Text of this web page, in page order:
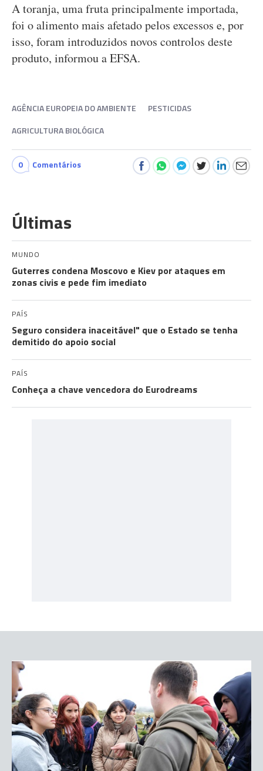
A toranja, uma fruta principalmente importada,
foi o alimento mais afetado pelos excessos e, por
isso, foram introduzidos novos controlos deste
produto, informou a EFSA.
AGÊNCIA EUROPEIA DO AMBIENTE
PESTICIDAS
AGRICULTURA BIOLÓGICA
0 Comentários
Últimas
MUNDO
Guterres condena Moscovo e Kiev por ataques em
zonas civis e pede fim imediato
PAÍS
Seguro considera inaceitável" que o Estado se tenha
demitido do apoio social
PAÍS
Conheça a chave vencedora do Eurodreams